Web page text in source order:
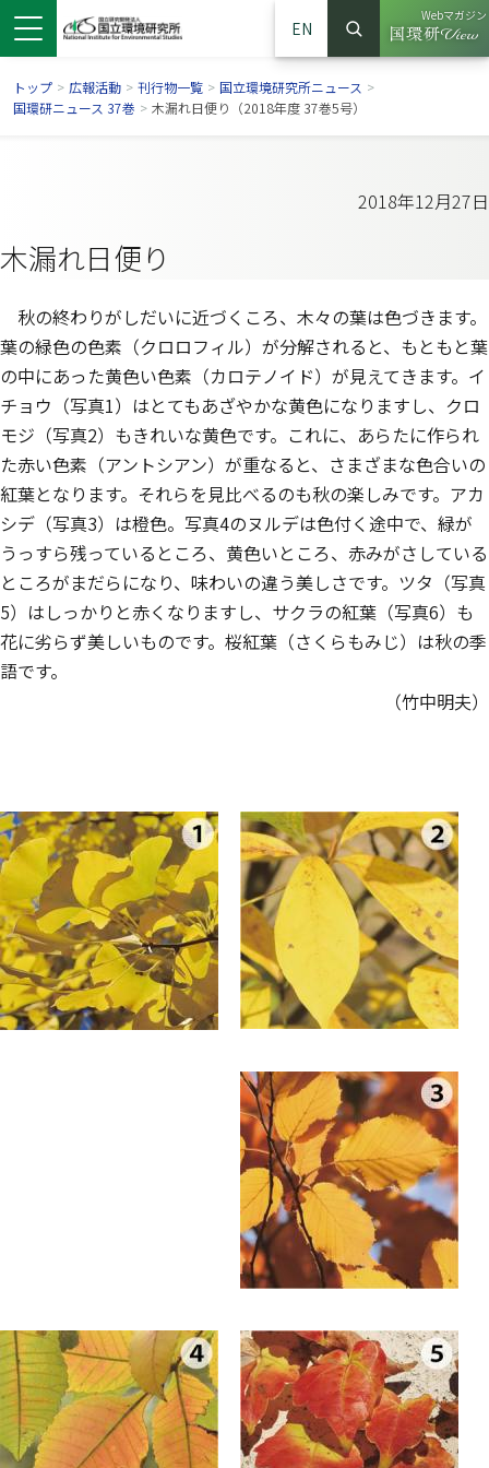
ドウで開きます）
ンドウで開きます）
ウインドウで開きます）
EN
サイト内検索
検索
Webマガジン
（別ウイ
トップ > 広報活動 > 刊行物一覧 > 国立環境研究所ニュース >
国環研ニュース 37巻 > 木漏れ日便り（2018年度 37巻5号）
2018年12月27日
木漏れ日便り
秋の終わりがしだいに近づくころ、木々の葉は色づきます。
葉の緑色の色素（クロロフィル）が分解されると、もともと葉
の中にあった黄色い色素（カロテノイド）が見えてきます。イ
チョウ（写真1）はとてもあざやかな黄色になりますし、クロ
モジ（写真2）もきれいな黄色です。これに、あらたに作られ
た赤い色素（アントシアン）が重なると、さまざまな色合いの
紅葉となります。それらを見比べるのも秋の楽しみです。アカ
シデ（写真3）は橙色。写真4のヌルデは色付く途中で、緑が
うっすら残っているところ、黄色いところ、赤みがさしている
ところがまだらになり、味わいの違う美しさです。ツタ（写真
5）はしっかりと赤くなりますし、サクラの紅葉（写真6）も
花に劣らず美しいものです。桜紅葉（さくらもみじ）は秋の季
語です。
（竹中明夫）